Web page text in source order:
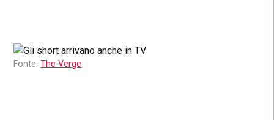
Fonte:The Verge